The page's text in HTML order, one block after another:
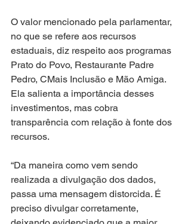
O valor mencionado pela parlamentar,
no que se refere aos recursos
estaduais, diz respeito aos programas
Prato do Povo, Restaurante Padre
Pedro, CMais Inclusão e Mão Amiga.
Ela salienta a importância desses
investimentos, mas cobra
transparência com relação à fonte dos
recursos.
“Da maneira como vem sendo
realizada a divulgação dos dados,
passa uma mensagem distorcida. É
preciso divulgar corretamente,